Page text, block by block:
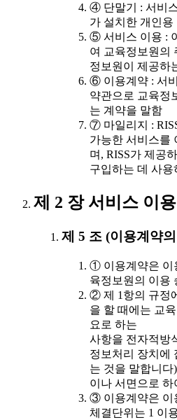
④ 단말기 : 서비
가 설치한 개인용
⑤ 서비스 이용 :
여 교육정보원의
정보원이 제공하
⑥ 이용계약 : 서
약관으로 교육정
는 계약을 말함
⑦ 마일리지 :
가능한 서비스를
며, RISS가 제공
구입하는 데 사
제 2 장 서비스 이
제 5 조 (이용계약
① 이용계약은 이
육정보원의 이용
② 제 1항의 규정
을 할 때에는 교
요로 하는
사항을 전자적방
정보처리 장치에
는 것을 말합니다)
이나 서면으로 하
③ 이용계약은 이
체결단위는 1 이